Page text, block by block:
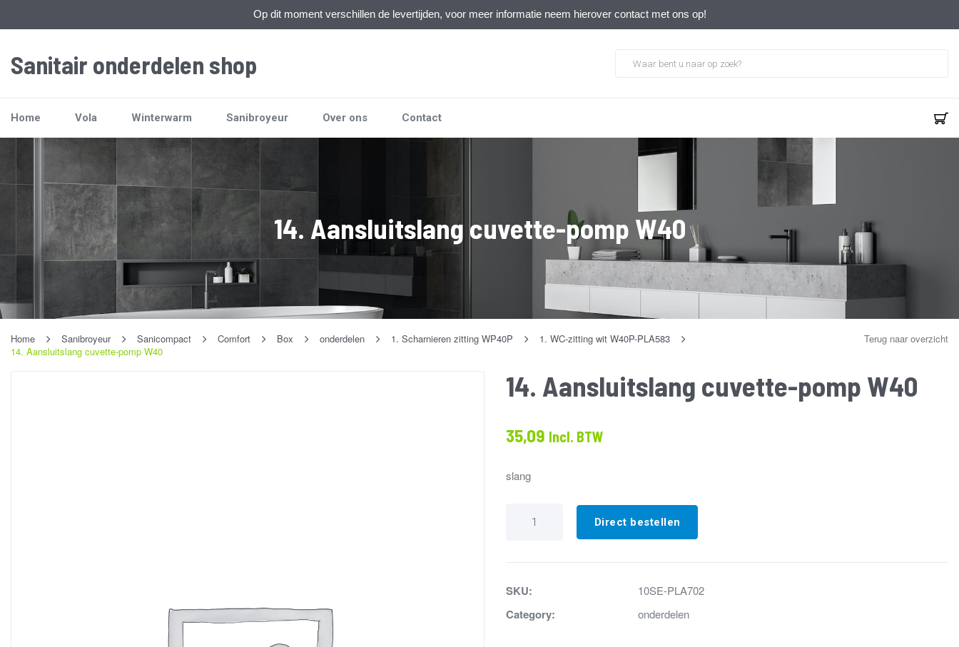
Op dit moment verschillen de levertijden, voor meer informatie neem hierover contact met ons op!
Sanitair onderdelen shop
Home Vola Winterwarm Sanibroyeur Over ons Contact
14. Aansluitslang cuvette-pomp W40
Home Sanibroyeur Sanicompact Comfort Box onderdelen 1. Scharnieren zitting WP40P
1. WC-zitting wit W40P-PLA583
14. Aansluitslang cuvette-pomp W40
Terug naar overzicht
14. Aansluitslang cuvette-pomp W40
35,09 Incl. BTW
slang
Aansluitslang
Direct bestellen
SKU: 10SE-PLA702
Category: onderdelen